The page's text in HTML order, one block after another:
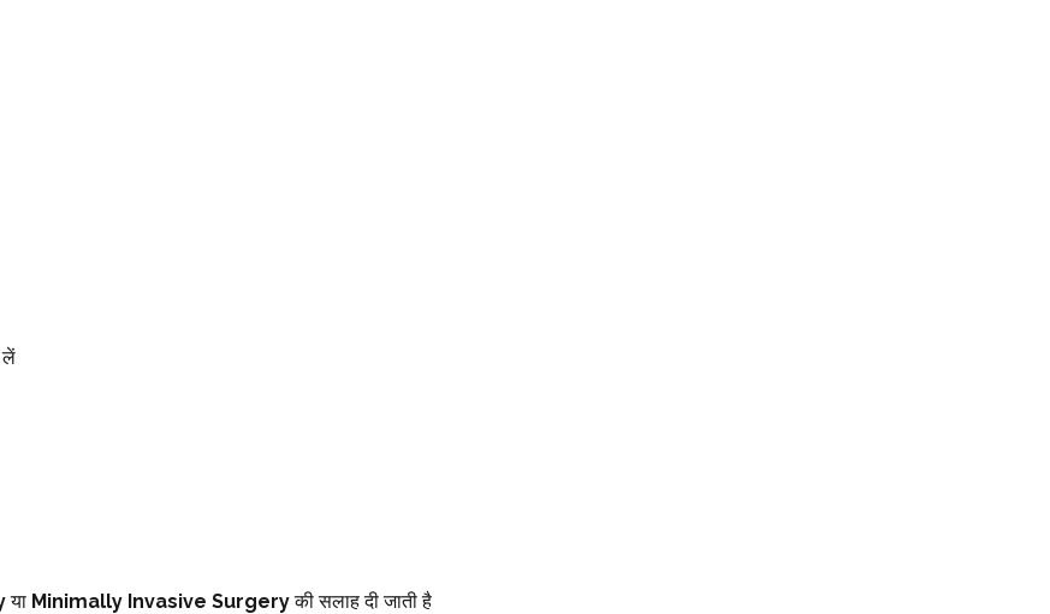
लें
या Minimally Invasive Surgeryकी सलाह दी जाती है